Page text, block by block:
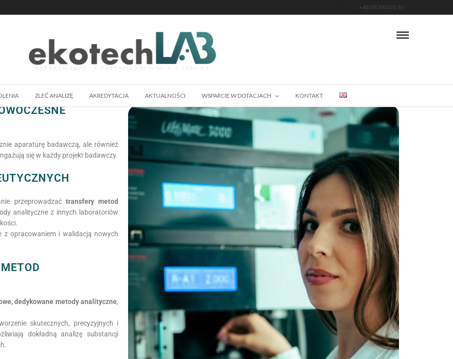
+48 58 380 01 50
ZLEĆ ANALIZĘ AKREDYTACJA AKTUALNOŚCI WSPARCIE W DOTACJACH KONTAKT
ANALIZY FARMACEUTYKÓW
aparaturę badawczą, ale również
się w każdy projekt badawczy.
przeprowadzać transfery metod
analityczne z innych laboratoriów
z opracowaniem i walidacją nowych
dedykowane metody analityczne,
skutecznych, precyzyjnych i
dokładną analizę substancji